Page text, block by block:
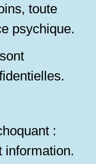
toute
psychique.
:
information.